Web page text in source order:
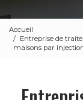
Accueil
Entreprise de
maisons par